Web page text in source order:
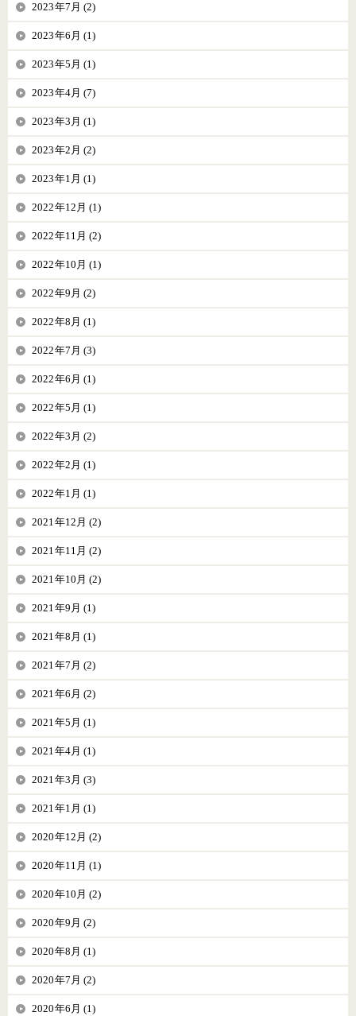
2023年7月 (2)
2023年6月 (1)
2023年5月 (1)
2023年4月 (7)
2023年3月 (1)
2023年2月 (2)
2023年1月 (1)
2022年12月 (1)
2022年11月 (2)
2022年10月 (1)
2022年9月 (2)
2022年8月 (1)
2022年7月 (3)
2022年6月 (1)
2022年5月 (1)
2022年3月 (2)
2022年2月 (1)
2022年1月 (1)
2021年12月 (2)
2021年11月 (2)
2021年10月 (2)
2021年9月 (1)
2021年8月 (1)
2021年7月 (2)
2021年6月 (2)
2021年5月 (1)
2021年4月 (1)
2021年3月 (3)
2021年1月 (1)
2020年12月 (2)
2020年11月 (1)
2020年10月 (2)
2020年9月 (2)
2020年8月 (1)
2020年7月 (2)
2020年6月 (1)